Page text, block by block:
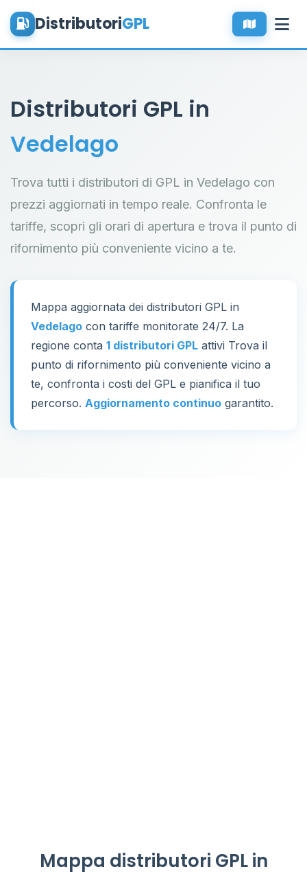
DistributoriGPL
Distributori GPL in
Vedelago
Trova tutti i distributori di GPL in Vedelago con
prezzi aggiornati in tempo reale. Confronta le
tariffe, scopri gli orari di apertura e trova il punto di
rifornimento più conveniente vicino a te.
Mappa aggiornata dei distributori GPL in
Vedelago con tariffe monitorate 24/7. La
regione conta 1 distributori GPL attivi Trova il
punto di rifornimento più conveniente vicino a
te, confronta i costi del GPL e pianifica il tuo
percorso. Aggiornamento continuo garantito.
Mappa distributori GPL in